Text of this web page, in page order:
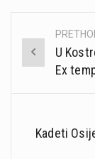
Post
U
Ex
Kadeti